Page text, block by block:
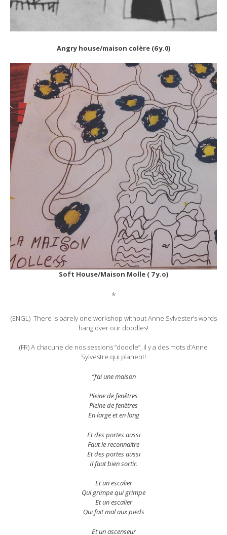
Angry house/maison colère (6 y.0)
Soft House/Maison Molle ( 7 y.o)
*
(ENGL) There is barely one workshop without Anne Sylvester’s words
hang over our doodles!
(FR) A chacune de nos sessions “doodle”, il y a des mots d’Anne
Sylvestre qui planent!
“J’ai une maison
Pleine de fenêtres
Pleine de fenêtres
En large et en long
Et des portes aussi
Faut le reconnaître
Et des portes aussi
Il faut bien sortir.
Et un escalier
Qui grimpe qui grimpe
Et un escalier
Qui fait mal aux pieds
Et un ascenseur